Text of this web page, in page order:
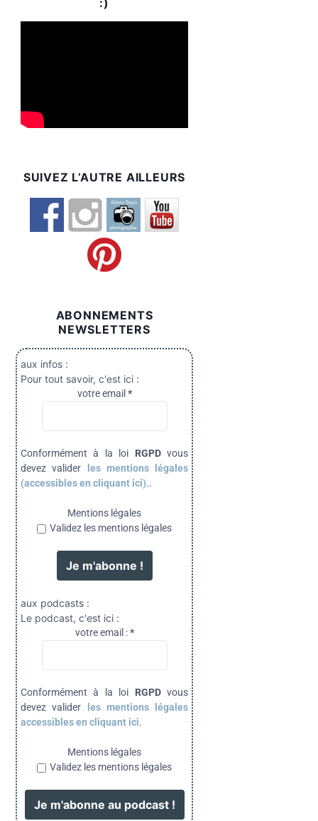
:)
SUIVEZ L’AUTRE AILLEURS
ABONNEMENTS
NEWSLETTERS
aux infos :
Pour tout savoir, c'est ici :
votre email *
Conformément à la loi RGPDvous
devez valider
les mentions légales
(accessibles en cliquant ici)..
Mentions légales
Validez les mentions légales
aux podcasts :
Le podcast, c'est ici :
votre email :*
Conformément à la loi RGPDvous
devez valider
les mentions légales
accessibles en cliquant ici.
Mentions légales
Validez les mentions légales